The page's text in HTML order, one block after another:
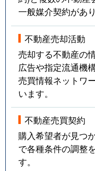
一般媒介契約があり
不動産売却活動
売却する不動産の
広告や指定流通機
売買情報ネットワ
います。
不動産売買契約
購入希望者が見つ
で各種条件の調整
す。